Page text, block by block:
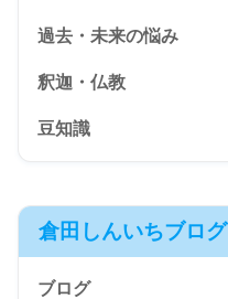
過去・未来の悩み
釈迦・仏教
豆知識
倉田しんいちブログ
ブログ